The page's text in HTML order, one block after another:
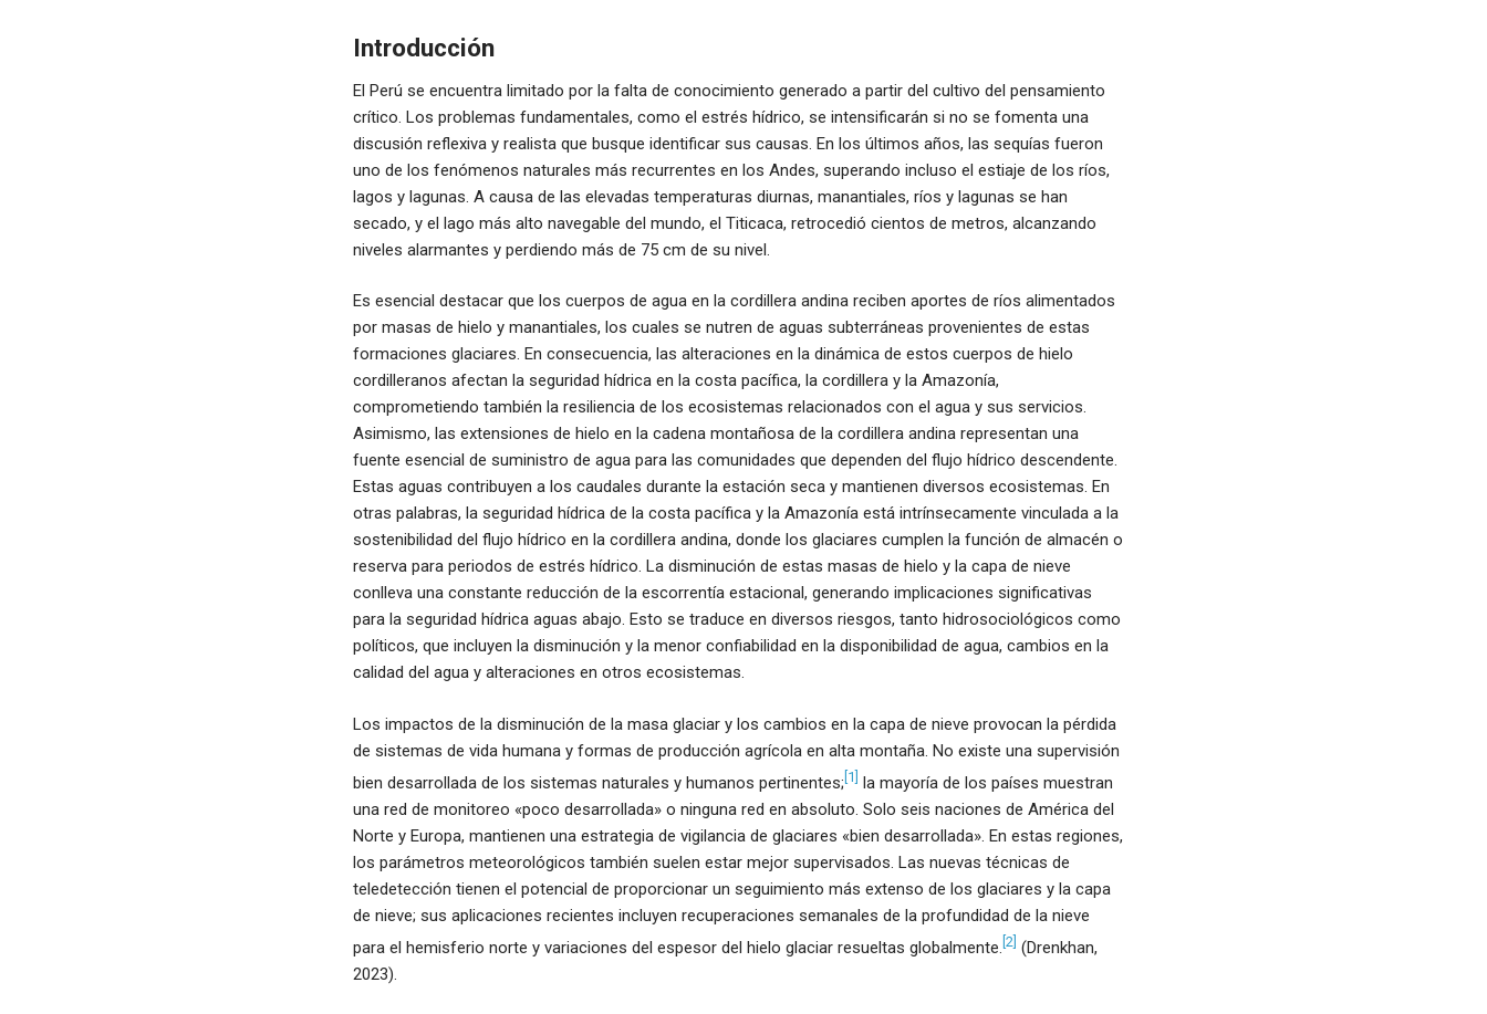
Introducción
El Perú se encuentra limitado por la falta de conocimiento generado a partir del cultivo del pensamiento
crítico. Los problemas fundamentales, como el estrés hídrico, se intensificarán si no se fomenta una
discusión reflexiva y realista que busque identificar sus causas. En los últimos años, las sequías fueron
uno de los fenómenos naturales más recurrentes en los Andes, superando incluso el estiaje de los ríos,
lagos y lagunas. A causa de las elevadas temperaturas diurnas, manantiales, ríos y lagunas se han
secado, y el lago más alto navegable del mundo, el Titicaca, retrocedió cientos de metros, alcanzando
niveles alarmantes y perdiendo más de 75 cm de su nivel.
Es esencial destacar que los cuerpos de agua en la cordillera andina reciben aportes de ríos alimentados
por masas de hielo y manantiales, los cuales se nutren de aguas subterráneas provenientes de estas
formaciones glaciares. En consecuencia, las alteraciones en la dinámica de estos cuerpos de hielo
cordilleranos afectan la seguridad hídrica en la costa pacífica, la cordillera y la Amazonía,
comprometiendo también la resiliencia de los ecosistemas relacionados con el agua y sus servicios.
Asimismo, las extensiones de hielo en la cadena montañosa de la cordillera andina representan una
fuente esencial de suministro de agua para las comunidades que dependen del flujo hídrico descendente.
Estas aguas contribuyen a los caudales durante la estación seca y mantienen diversos ecosistemas. En
otras palabras, la seguridad hídrica de la costa pacífica y la Amazonía está intrínsecamente vinculada a la
sostenibilidad del flujo hídrico en la cordillera andina, donde los glaciares cumplen la función de almacén o
reserva para periodos de estrés hídrico. La disminución de estas masas de hielo y la capa de nieve
conlleva una constante reducción de la escorrentía estacional, generando implicaciones significativas
para la seguridad hídrica aguas abajo. Esto se traduce en diversos riesgos, tanto hidrosociológicos como
políticos, que incluyen la disminución y la menor confiabilidad en la disponibilidad de agua, cambios en la
calidad del agua y alteraciones en otros ecosistemas.
Los impactos de la disminución de la masa glaciar y los cambios en la capa de nieve provocan la pérdida
de sistemas de vida humana y formas de producción agrícola en alta montaña. No existe una supervisión
bien desarrollada de los sistemas naturales y humanos pertinentes; [1] la mayoría de los países muestran
una red de monitoreo «poco desarrollada» o ninguna red en absoluto. Solo seis naciones de América del
Norte y Europa, mantienen una estrategia de vigilancia de glaciares «bien desarrollada». En estas regiones,
los parámetros meteorológicos también suelen estar mejor supervisados. Las nuevas técnicas de
teledetección tienen el potencial de proporcionar un seguimiento más extenso de los glaciares y la capa
de nieve; sus aplicaciones recientes incluyen recuperaciones semanales de la profundidad de la nieve
para el hemisferio norte y variaciones del espesor del hielo glaciar resueltas globalmente. [2] (Drenkhan,
2023).